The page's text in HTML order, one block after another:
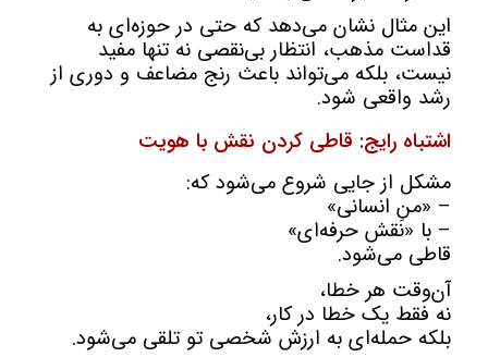
این مثال نشان می‌دهد که حتی در حوزه‌ای به
قداست مذهب، انتظار بی‌نقصی نه تنها مفید
نیست، بلکه می‌تواند باعث رنج مضاعف و دوری از
رشد واقعی شود.
اشتباه رایج: قاطی کردن نقش با هویت
مشکل از جایی شروع می‌شود که:
– «منِ انسانی»
– با «نقش حرفه‌ای»
قاطی می‌شود.
آن‌وقت هر خطا،
نه فقط یک خطا در کار،
بلکه حمله‌ای به ارزش شخصی تو تلقی می‌شود.